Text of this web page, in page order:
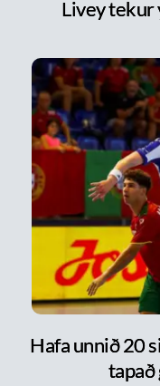
Livey tekur
Hafa unnið 20
tapað